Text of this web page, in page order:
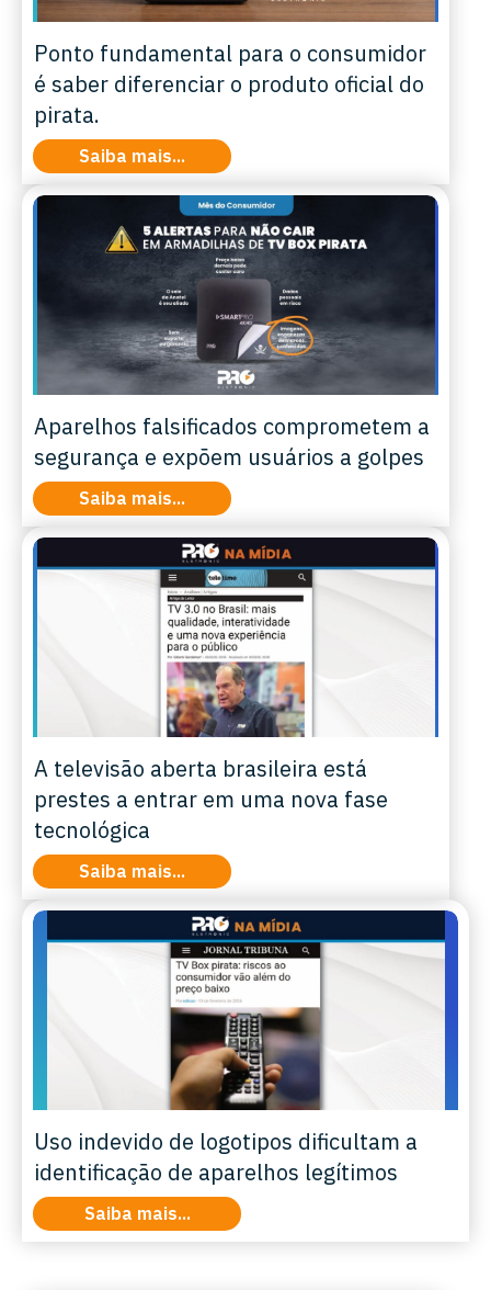
Ponto fundamental para o consumidor
é saber diferenciar o produto oficial do
pirata.
Saiba mais...
Aparelhos falsificados comprometem a
segurança e expõem usuários a golpes
Saiba mais...
A televisão aberta brasileira está
prestes a entrar em uma nova fase
tecnológica
Saiba mais...
Uso indevido de logotipos dificultam a
identificação de aparelhos legítimos
Saiba mais...